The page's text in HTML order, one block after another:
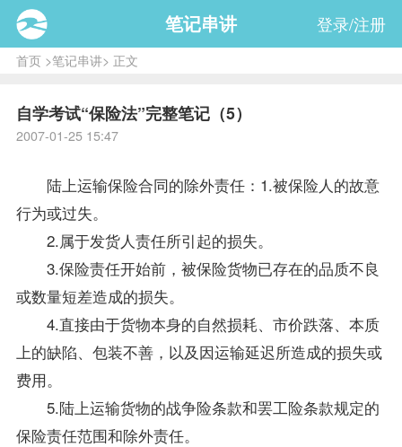
笔记串讲 登录/注册
首页>笔记串讲> 正文
自学考试“保险法”完整笔记（5）
2007-01-25 15:47
陆上运输保险合同的除外责任：1.被保险人的故意
行为或过失。
2.属于发货人责任所引起的损失。
3.保险责任开始前，被保险货物已存在的品质不良
或数量短差造成的损失。
4.直接由于货物本身的自然损耗、市价跌落、本质
上的缺陷、包装不善，以及因运输延迟所造成的损失或
费用。
5.陆上运输货物的战争险条款和罢工险条款规定的
保险责任范围和除外责任。